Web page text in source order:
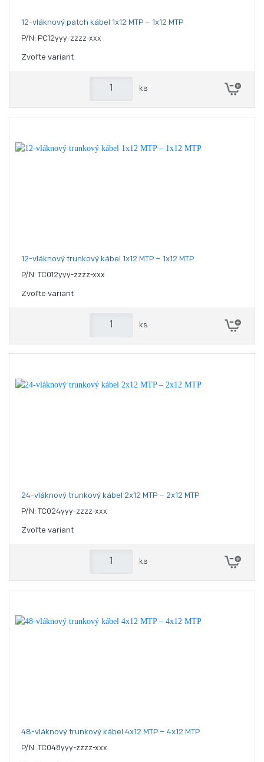
12-vláknový patch kábel 1x12 MTP – 1x12 MTP
P/N: PC12yyy-zzzz-xxx
Zvoľte variant
ks
12-vláknový trunkový kábel 1x12 MTP – 1x12 MTP
P/N: TC012yyy-zzzz-xxx
Zvoľte variant
ks
24-vláknový trunkový kábel 2x12 MTP – 2x12 MTP
P/N: TC024yyy-zzzz-xxx
Zvoľte variant
ks
48-vláknový trunkový kábel 4x12 MTP – 4x12 MTP
P/N: TC048yyy-zzzz-xxx